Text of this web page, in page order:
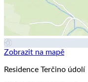
Zobrazit na mapě
Residence Terčino údolí